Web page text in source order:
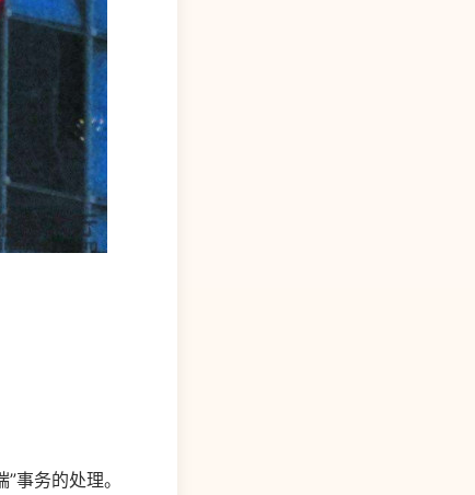
事务的处理。